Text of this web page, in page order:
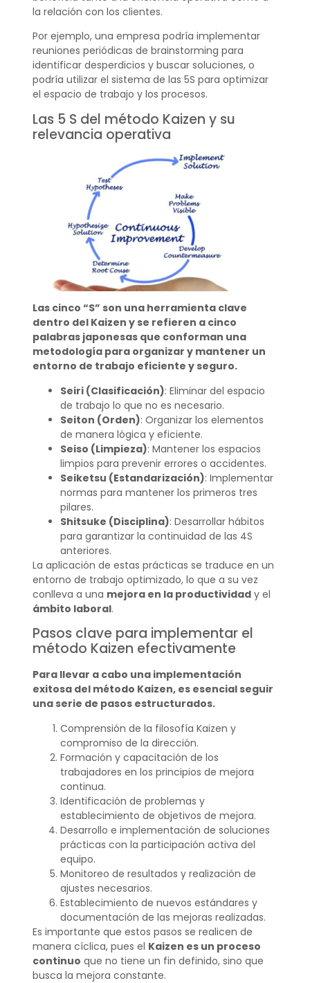
la relación con los clientes.
Por ejemplo, una empresa podría implementar
reuniones periódicas de brainstorming para
identificar desperdicios y buscar soluciones, o
podría utilizar el sistema de las 5S para optimizar
el espacio de trabajo y los procesos.
Las 5 S del método Kaizen y su
relevancia operativa
Las cinco “S” son una herramienta clave
dentro del Kaizen y se refieren a cinco
palabras japonesas que conforman una
metodología para organizar y mantener un
entorno de trabajo eficiente y seguro.
Seiri (Clasificación): Eliminar del espacio
de trabajo lo que no es necesario.
Seiton (Orden): Organizar los elementos
de manera lógica y eficiente.
Seiso (Limpieza): Mantener los espacios
limpios para prevenir errores o accidentes.
Seiketsu (Estandarización): Implementar
normas para mantener los primeros tres
pilares.
Shitsuke (Disciplina): Desarrollar hábitos
para garantizar la continuidad de las 4S
anteriores.
La aplicación de estas prácticas se traduce en un
entorno de trabajo optimizado, lo que a su vez
conlleva a una mejora en la productividady el
ámbito laboral.
Pasos clave para implementar el
método Kaizen efectivamente
Para llevar a cabo una implementación
exitosa del método Kaizen, es esencial seguir
una serie de pasos estructurados.
Comprensión de la filosofía Kaizen y
compromiso de la dirección.
Formación y capacitación de los
trabajadores en los principios de mejora
continua.
Identificación de problemas y
establecimiento de objetivos de mejora.
Desarrollo e implementación de soluciones
prácticas con la participación activa del
equipo.
Monitoreo de resultados y realización de
ajustes necesarios.
Establecimiento de nuevos estándares y
documentación de las mejoras realizadas.
Es importante que estos pasos se realicen de
manera cíclica, pues el Kaizen es un proceso
continuo que no tiene un fin definido, sino que
busca la mejora constante.